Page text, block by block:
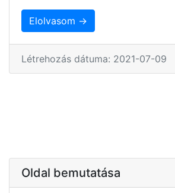
Elolvasom →
Létrehozás dátuma: 2021-07-09
Oldal bemutatása